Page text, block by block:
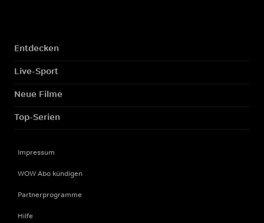
Entdecken
Live-Sport
Neue Filme
Top-Serien
Impressum
WOW Abo kündigen
Partnerprogramme
Hilfe